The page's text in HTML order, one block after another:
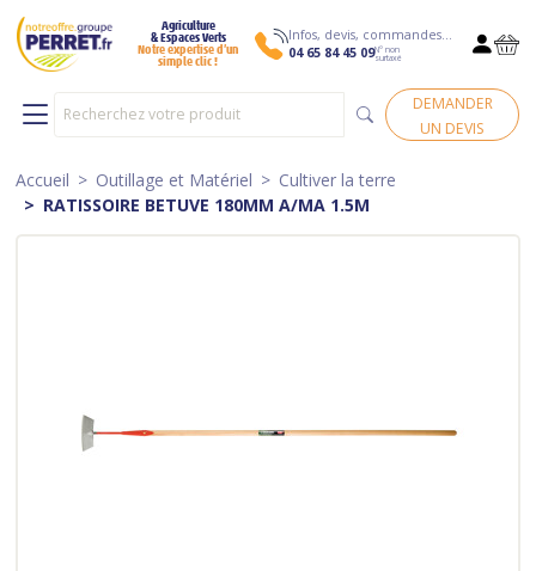
Agriculture
& Espaces Verts
Notre expertise d’un
simple clic !
Infos, devis, commandes…
04 65 84 45 09N° non
surtaxé
DEMANDER
UN DEVIS
Accueil Outillage et Matériel
Cultiver la terre
RATISSOIRE BETUVE 180MM A/MA 1.5M